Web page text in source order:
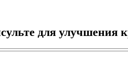
для улучшения